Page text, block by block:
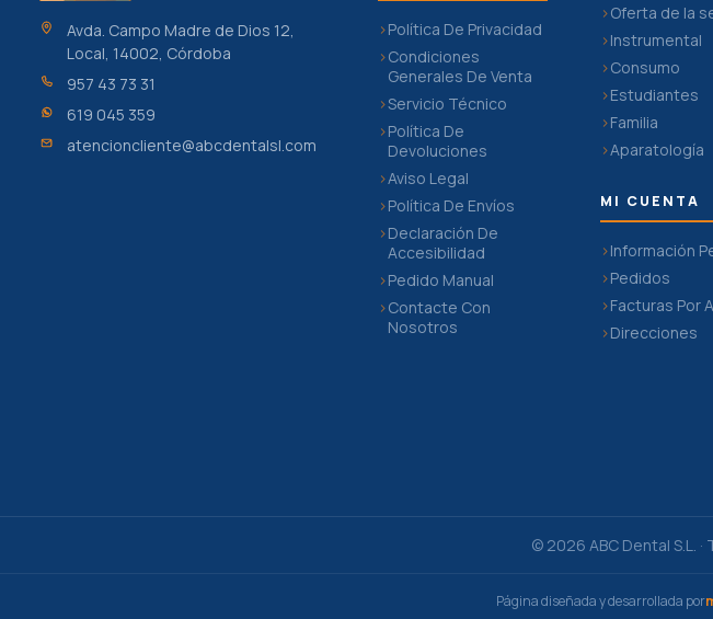
Avda. Campo Madre de Dios 12,
Local, 14002, Córdoba
957 43 73 31
619 045 359
atencioncliente@abcdentalsl.com
Política De Privacidad
Condiciones
Generales De Venta
Servicio Técnico
Política De
Devoluciones
Aviso Legal
Política De Envíos
Declaración De
Accesibilidad
Pedido Manual
Contacte Con
Nosotros
Oferta de la
Instrumental
Consumo
Estudiantes
Familia
Aparatología
MI CUENTA
Información
Pedidos
Facturas Por
Direcciones
© 2026 ABC Dental S.L.
Página diseñada y desarrollada por